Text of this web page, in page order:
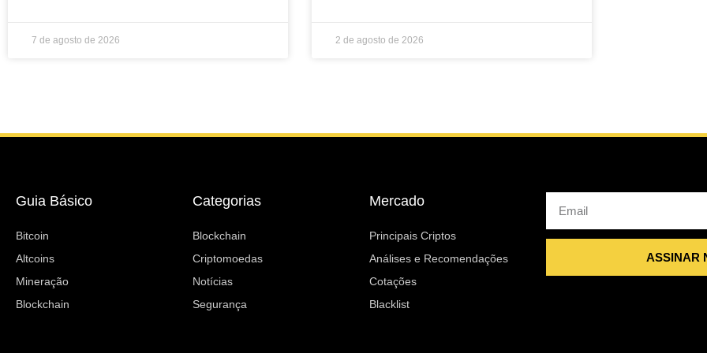
7 de agosto de 2026 2 de agosto de 2026
Guia Básico
Bitcoin
Altcoins
Mineração
Blockchain
Categorias
Blockchain
Criptomoedas
Notícias
Segurança
Mercado
Principais Criptos
Análises e Recomendações
Cotações
Blacklist
ASSINAR